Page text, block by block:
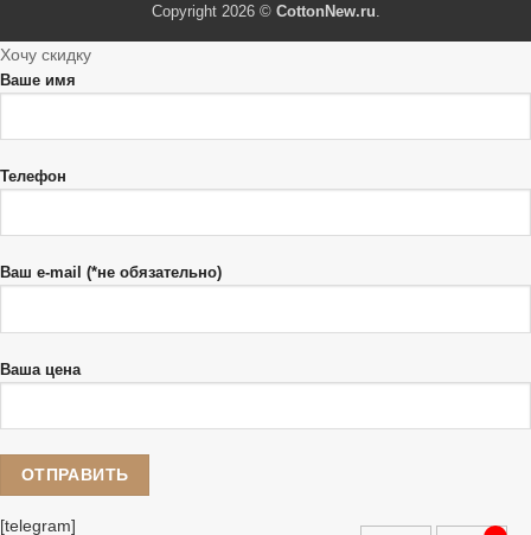
Copyright 2026 © CottonNew.ru
Хочу скидку
Ваше имя
Телефон
Ваш e-mail (*не обязательно)
Ваша цена
[telegram]